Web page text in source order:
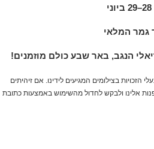
הנגב, באר שבע כולם מוזמנים!
הזכויות בצילומים המגיעים לידינו. אם זיהיתים
אלינו ולבקש לחדול מהשימוש באמצעות כתובת